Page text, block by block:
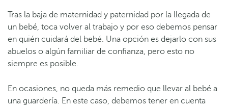
Tras la baja de maternidad y paternidad por la llegada de
un bebé, toca volver al trabajo y por eso debemos pensar
en quién cuidará del bebé. Una opción es dejarlo con sus
abuelos o algún familiar de confianza, pero esto no
siempre es posible.
En ocasiones, no queda más remedio que llevar al bebé a
una guardería. En este caso, debemos tener en cuenta